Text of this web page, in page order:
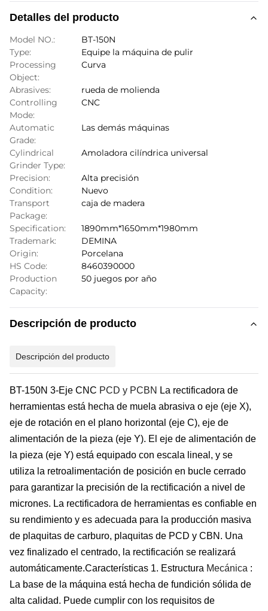
Detalles del producto
Model NO.:
BT-150N
Type:
Equipe la máquina de pulir
Processing
Object:
Curva
Abrasives:
rueda de molienda
Controlling
Mode:
CNC
Automatic
Grade:
Las demás máquinas
Cylindrical
Grinder Type:
Amoladora cilíndrica universal
Precision:
Alta precisión
Condition:
Nuevo
Transport
Package:
caja de madera
Specification:
1890mm*1650mm*1980mm
Trademark:
DEMINA
Origin:
Porcelana
HS Code:
8460390000
Production
Capacity:
50 juegos por año
Descripción de producto
Descripción del producto
BT-150N 3-Eje CNC PCD y PCBN La rectificadora de
herramientas está hecha de muela abrasiva o eje (eje X),
eje de rotación en el plano horizontal (eje C), eje de
alimentación de la pieza (eje Y). E l eje de alimentación de
la pieza (eje Y) está equipado con escala lineal , y se
utiliza la retroalimentación de posición en bucle cerrado
para garantizar la precisión de la rectificación a nivel de
micrones. La rectificadora de herramientas es confiable en
su rendimiento y es adecuada para la producción masiva
de plaquitas de carburo, plaquitas de PCD y CBN. Una
vez finalizado el centrado, la rectificación se realizará
automáticamente.Características 1. Estructura Mecánica :
La base de la máquina está hecha de fundición sólida de
alta calidad. Puede cumplir con los requisitos de